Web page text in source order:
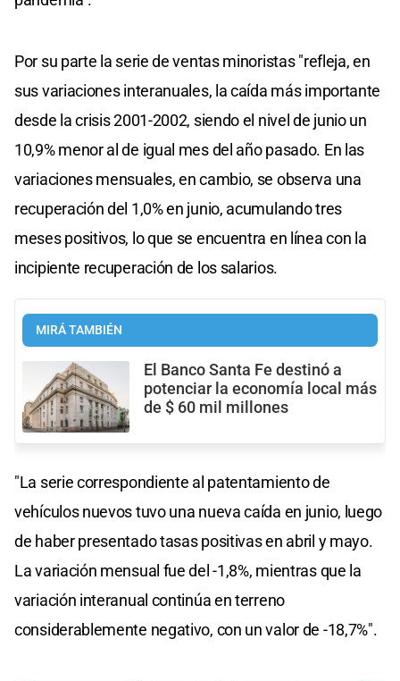
Por su parte la serie de ventas minoristas "refleja, en
sus variaciones interanuales, la caída más importante
desde la crisis 2001-2002, siendo el nivel de junio un
10,9% menor al de igual mes del año pasado. En las
variaciones mensuales, en cambio, se observa una
recuperación del 1,0% en junio, acumulando tres
meses positivos, lo que se encuentra en línea con la
incipiente recuperación de los salarios.
MIRÁ TAMBIÉN
El Banco Santa Fe destinó a
potenciar la economía local más
de $ 60 mil millones
"La serie correspondiente al patentamiento de
vehículos nuevos tuvo una nueva caída en junio, luego
de haber presentado tasas positivas en abril y mayo.
La variación mensual fue del -1,8%, mientras que la
variación interanual continúa en terreno
considerablemente negativo, con un valor de -18,7%".